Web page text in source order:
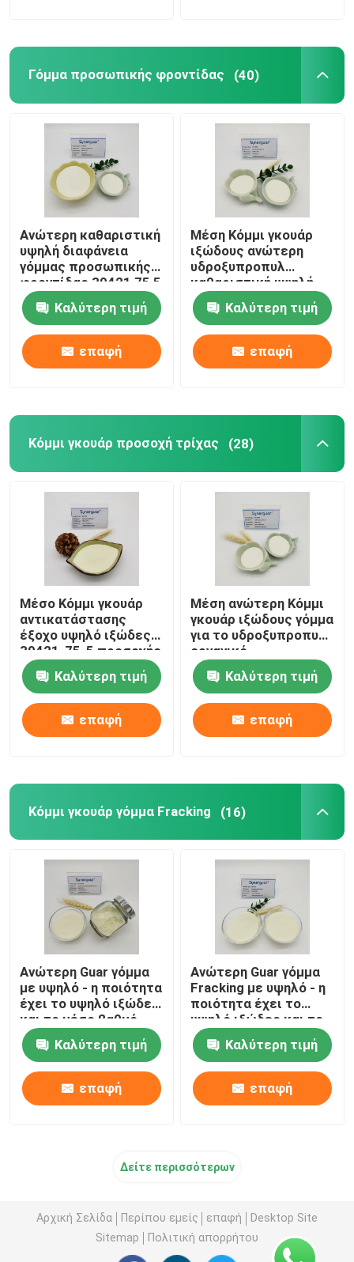
Γόμμα προσωπικής φροντίδας (40)
Ανώτερη καθαριστική
υψηλή διαφάνεια
γόμμας προσωπικής
φροντίδας 39421 75 5
Καλύτερη τιμή
επαφή
Μέση Κόμμι γκουάρ
ιξώδους ανώτερη
υδροξυπροπυλ
καθαριστική υψηλή
διαφάνεια παραγώγων
Καλύτερη τιμή
επαφή
Κόμμι γκουάρ προσοχή τρίχας (28)
Μέσο Κόμμι γκουάρ
αντικατάστασης
έξοχο υψηλό ιξώδες
39421-75-5 προσοχής
τρίχας υδροξυπροπυλ
Καλύτερη τιμή
επαφή
Μέση ανώτερη Κόμμι
γκουάρ ιξώδους γόμμα
για το υδροξυπροπυλ
οργανικό
πυκνώνοντας
πράκτορα
εδαφοβελτιωτικών
τρίχας
Καλύτερη τιμή
επαφή
Κόμμι γκουάρ γόμμα Fracking (16)
Ανώτερη Guar γόμμα
με υψηλό - η ποιότητα
έχει το υψηλό ιξώδες
και το μέσο βαθμό
αντικατάστασης για
το σπάσιμο του
ρευστού
Καλύτερη τιμή
επαφή
Ανώτερη Guar γόμμα
Fracking με υψηλό - η
ποιότητα έχει το
υψηλό ιξώδες και το
μέσο βαθμό
αντικατάστασης για
το σπάσιμο του
ρευστού
Καλύτερη τιμή
επαφή
Δείτε περισσότερων
Αρχική Σελίδα Περίπου εμείς επαφή
Desktop Site
Sitemap
Πολιτική απορρήτου